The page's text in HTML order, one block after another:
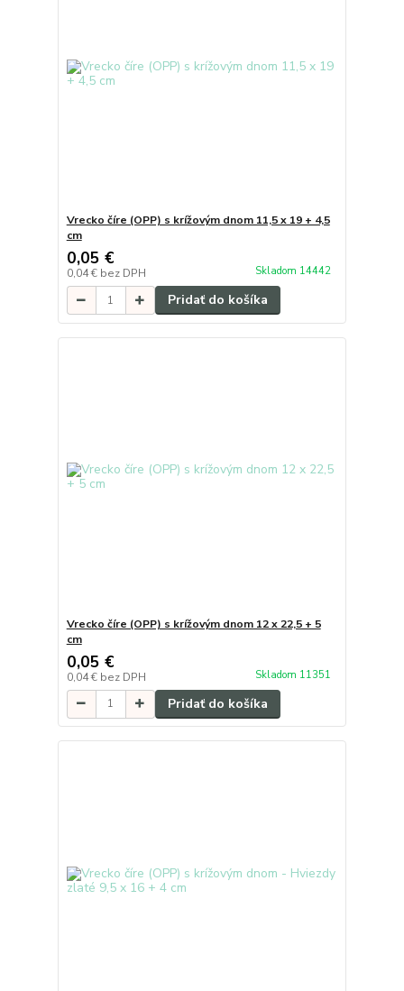
Vrecko číre (OPP) s krížovým dnom 11,5 x 19 + 4,5
cm
0,05 €
0,04 € bez DPH Skladom 14442
Pridať do košíka
Vrecko číre (OPP) s krížovým dnom 12 x 22,5 + 5
cm
0,05 €
0,04 € bez DPH Skladom 11351
Pridať do košíka